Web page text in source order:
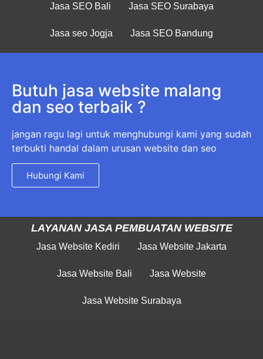
Jasa SEO Bali Jasa SEO Surabaya
Jasa seo Jogja Jasa SEO Bandung
Butuh jasa website malang
dan seo terbaik ?
jangan ragu lagi untuk menghubungi kami yang sudah
terbukti handal dalam urusan website dan seo
Hubungi Kami
LAYANAN JASA PEMBUATAN WEBSITE
Jasa Website Kediri Jasa Website Jakarta
Jasa Website Bali Jasa Website
Jasa Website Surabaya